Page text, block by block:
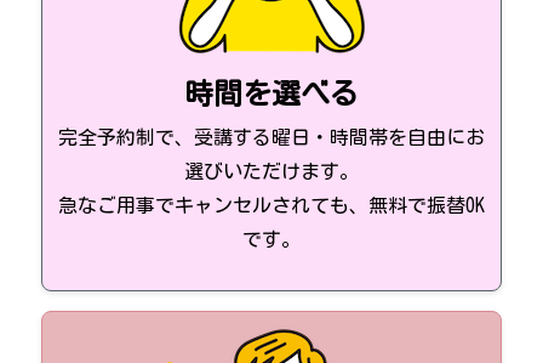
時間を選べる
完全予約制で、受講する曜日・時間帯を自由にお
選びいただけます。
急なご用事でキャンセルされても、無料で振替OK
です。